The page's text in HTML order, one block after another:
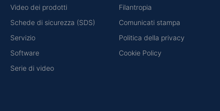
Video dei prodotti
Schede di sicurezza (SDS)
Servizio
Software
Serie di video
Filantropia
Comunicati stampa
Politica della privacy
Cookie Policy